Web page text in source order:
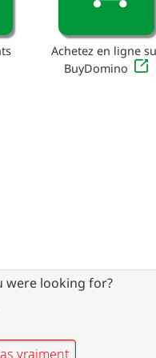
Achetez en ligne
BuyDomino
were looking for?
vraiment